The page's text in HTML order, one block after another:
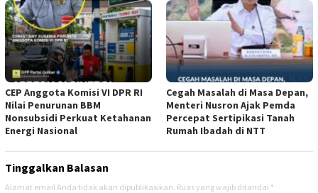
CEP Anggota Komisi VI DPR RI
Nilai Penurunan BBM
Nonsubsidi Perkuat Ketahanan
Energi Nasional
Cegah Masalah di Masa Depan,
Menteri Nusron Ajak Pemda
Percepat Sertipikasi Tanah
Rumah Ibadah di NTT
Tinggalkan Balasan
Alamat email Anda tidak akan dipublikasikan. Ruas yang wajib ditandai *